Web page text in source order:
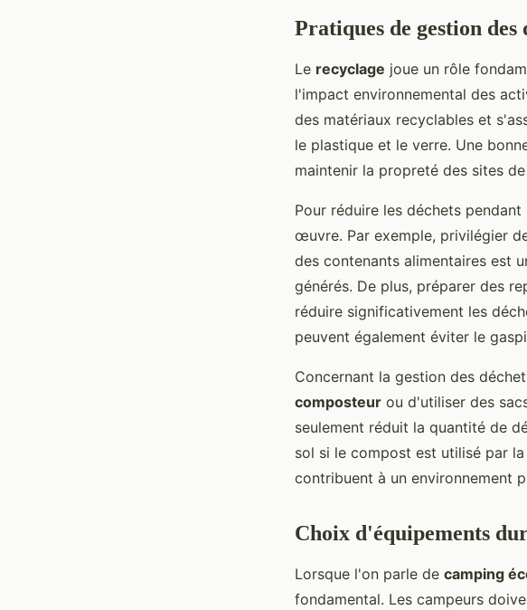
Pratiques de gestion des
Le recyclage joue un rôle
l'impact environnemental des
des matériaux recyclables et
le plastique et le verre. Une
maintenir la propreté des sites
Pour réduire les déchets
œuvre. Par exemple, privilégier
des contenants alimentaires est
générés. De plus, préparer des
réduire significativement les
peuvent également éviter le
Concernant la gestion des
composteur ou d'utiliser des
seulement réduit la quantité de
sol si le compost est utilisé par
contribuent à un environnement
Choix d'équipements
Lorsque l'on parle de camping
fondamental. Les campeurs